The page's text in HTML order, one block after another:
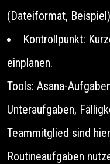
(Dateiformat,
Kontrollpunkt:
einplanen.
Tools: Asana-
Unteraufgaben,
Teammitglied sind
Routineaufgaben